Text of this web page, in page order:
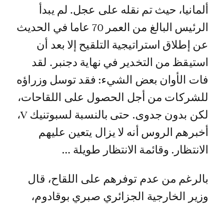
ألمانيا، حيث تم نقله على عجل. لم يبدأ
الرئيس البالغ من العمر 70 عاما في الحديث
عن إطلاق استراتيجية التلقيح إلا بعد أن
استيقظ من التخدير في نهاية دجنبر. لقد
فات الأوان بعض الشيء: فقد توسل وزراؤه
للشركات من أجل الحصول على اللقاحات،
لكن بدون جدوى. حتى بالنسبة لسبوتنيك V،
أخبرهم الروس أنه لا يزال يتعين عليهم
الانتظار. وقائمة الانتظار طويلة ...
بالرغم من عدم توفرهم على اللقاح، قال
وزير الخارجية الجزائري صبري بوقادوم،